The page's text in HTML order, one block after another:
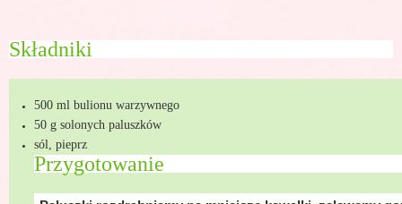
Składniki
500 ml bulionu warzywnego
50 g solonych paluszków
sól, pieprz
Przygotowanie